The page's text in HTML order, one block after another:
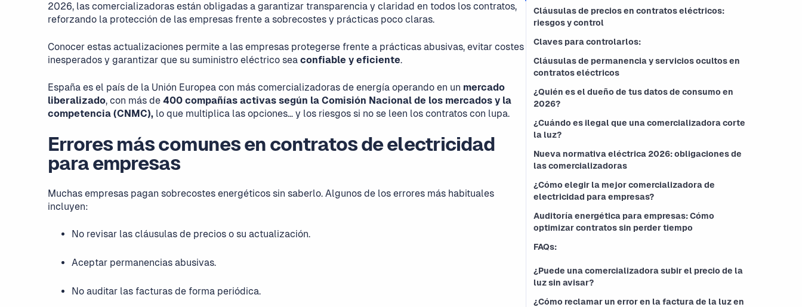
2026, las comercializadoras están obligadas a garantizar transparencia y claridad en todos los contratos,
reforzando la protección de las empresas frente a sobrecostes y prácticas poco claras.
Conocer estas actualizaciones permite a las empresas protegerse frente a prácticas abusivas, evitar costes
inesperados y garantizar que su suministro eléctrico sea confiable y eficiente.
España es el país de la Unión Europea con más comercializadoras de energía operando en un mercado
liberalizado, con más de 400 compañías activas según la Comisión Nacional de los mercados y la
competencia (CNMC), lo que multiplica las opciones… y los riesgos si no se leen los contratos con lupa.
Errores más comunes en contratos de electricidad
para empresas
Muchas empresas pagan sobrecostes energéticos sin saberlo. Algunos de los errores más habituales
incluyen:
No revisar las cláusulas de precios o su actualización.
Aceptar permanencias abusivas.
No auditar las facturas de forma periódica.
Cláusulas de precios en contratos eléctricos:
riesgos y control
Claves para controlarlos:
Cláusulas de permanencia y servicios ocultos en
contratos eléctricos
¿Quién es el dueño de tus datos de consumo en
2026?
¿Cuándo es ilegal que una comercializadora corte
la luz?
Nueva normativa eléctrica 2026: obligaciones de
las comercializadoras
¿Cómo elegir la mejor comercializadora de
electricidad para empresas?
Auditoría energética para empresas: Cómo
optimizar contratos sin perder tiempo
FAQs:
¿Puede una comercializadora subir el precio de la
luz sin avisar?
¿Cómo reclamar un error en la factura de la luz en